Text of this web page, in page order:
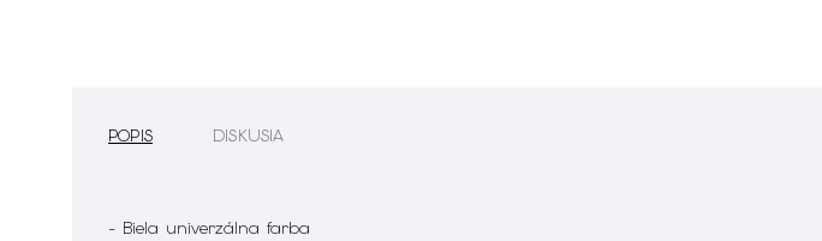
POPIS DISKUSIA
- Biela univerzálna farba